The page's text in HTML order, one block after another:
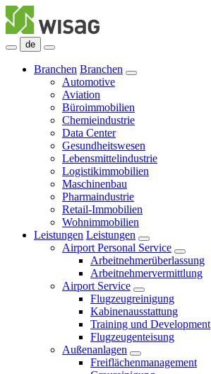
de
Branchen Branchen
Automotive
Aviation
Büroimmobilien
Chemieindustrie
Data Center
Gesundheitswesen
Lebensmittelindustrie
Logistikimmobilien
Maschinenbau
Pharmaindustrie
Retail-Immobilien
Wohnimmobilien
Leistungen Leistungen
Airport Personal Service
Arbeitnehmerüberlassung
Arbeitnehmervermittlung
Airport Service
Flugzeugreinigung
Kabinenausstattung
Training und Development
Flugzeugenteisung
Außenanlagen
Freiflächenmanagement